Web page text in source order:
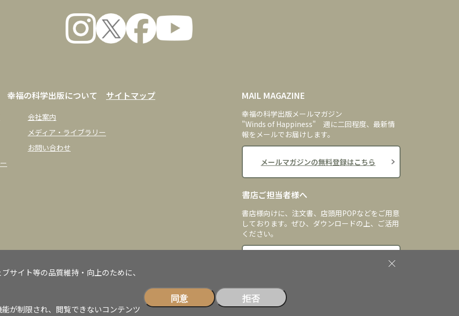
幸福の科学出版について
会社案内
メディア・ライブラリー
お問い合わせ
サイトマップ MAIL MAGAZINE
幸福の科学出版メールマガジン
"Winds of Happiness" 週に二回程度、最新情
報をメールでお届けします。
メールマガジンの無料登録はこちら
書店ご担当者様へ
書店様向けに、注文書、店頭用POPなどをご用意
しております。ぜひ、ダウンロードの上、ご活用
ください。
サイト等の品質維持・向上のために、
が制限され、閲覧できないコンテンツ
同意 拒否